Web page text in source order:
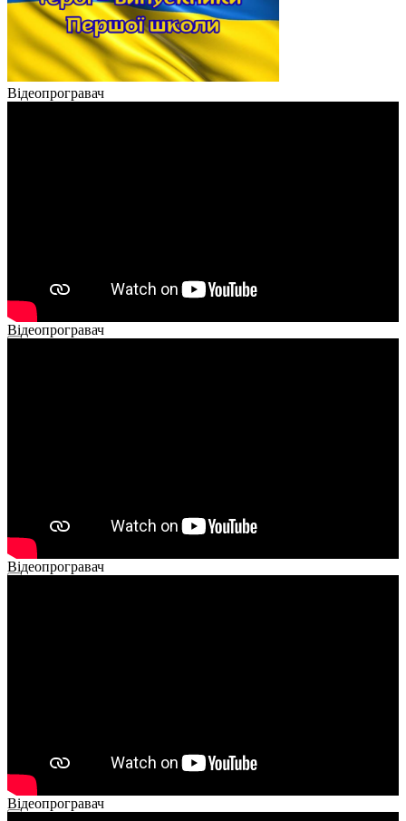
Відеопрогравач
Відеопрогравач
Відеопрогравач
Відеопрогравач